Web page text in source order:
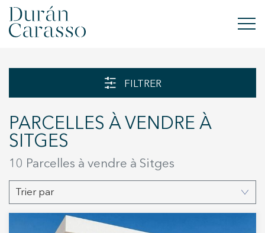
VENDRE
NOUVELLE CONSTRUCTION
INVESTISSEMENTS
GROUPE DC
FILTRER
PARCELLES À VENDRE À
SITGES
10 Parcelles à vendre à Sitges
Trier par